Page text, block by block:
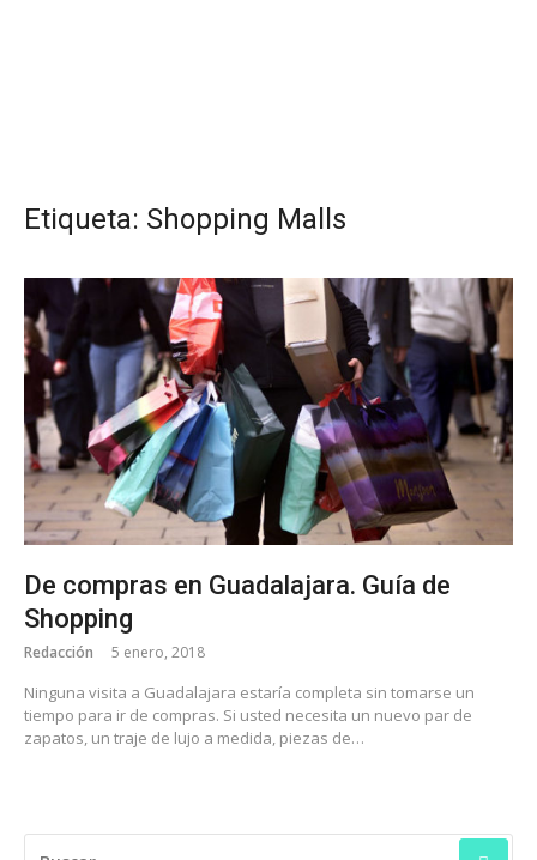
Etiqueta: Shopping Malls
De compras en Guadalajara. Guía de
Shopping
Redacción 5 enero, 2018
Ninguna visita a Guadalajara estaría completa sin tomarse un
tiempo para ir de compras. Si usted necesita un nuevo par de
zapatos, un traje de lujo a medida, piezas de…